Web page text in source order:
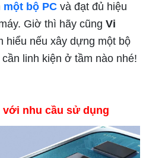
một bộ PC và đạt đủ hiệu
Giờ thì hãy cũng Vi
hiểu nếu xây dựng một bộ
linh kiện ở tầm nào nhé!
với nhu cầu sử dụng